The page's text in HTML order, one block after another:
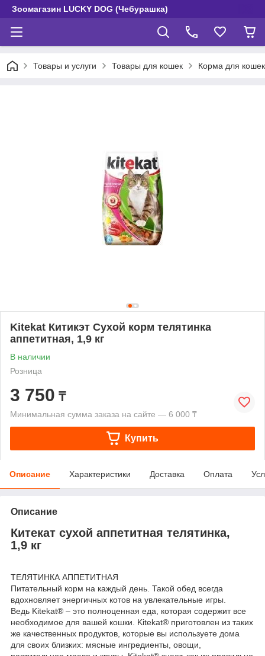
Зоомагазин LUCKY DOG (Чебурашка)
Товары и услуги Товары для кошек Корма для
Kitekat Китикэт Сухой корм телятинка
аппетитная, 1,9 кг
В наличии
Розница
3 750 ₸
Минимальная сумма заказа на сайте — 6 000 ₸
Купить
Описание Характеристики Доставка Оплата
Описание
Китекат сухой аппетитная телятинка,
1,9 кг
ТЕЛЯТИНКА АППЕТИТНАЯ
Питательный корм на каждый день. Такой обед всегда
вдохновляет энергичных котов на увлекательные игры.
Ведь Kitekat® – это полноценная еда, которая содержит все
необходимое для вашей кошки. Kitekat® приготовлен из таких
же качественных продуктов, которые вы используете дома
для своих близких: мясные ингредиенты, овощи,